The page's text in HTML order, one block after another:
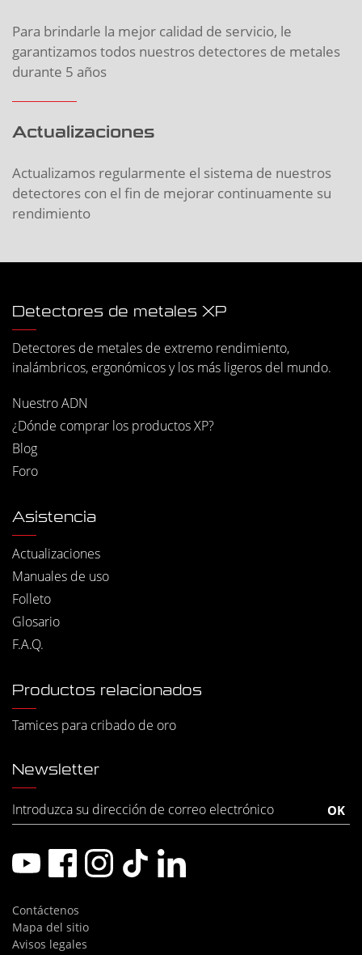
Para brindarle la mejor calidad de servicio, le
garantizamos todos nuestros detectores de metales
durante 5 años
Actualizaciones
Actualizamos regularmente el sistema de nuestros
detectores con el fin de mejorar continuamente su
rendimiento
Detectores de metales XP
Detectores de metales de extremo rendimiento,
inalámbricos, ergonómicos y los más ligeros del mundo.
Nuestro ADN
¿Dónde comprar los productos XP?
Blog
Foro
Asistencia
Actualizaciones
Manuales de uso
Folleto
Glosario
F.A.Q.
Productos relacionados
Tamices para cribado de oro
Newsletter
Contáctenos
Mapa del sitio
Avisos legales